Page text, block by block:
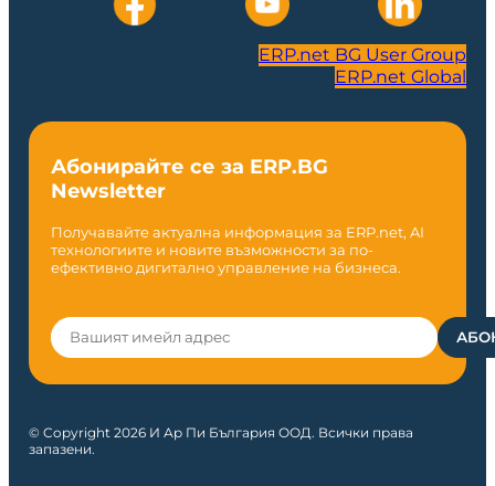
ERP.net BG User Group
ERP.net Global
Абонирайте се за ERP.BG
Newsletter
Получавайте актуална информация за ERP.net, AI
технологиите и новите възможности за по-
ефективно дигитално управление на бизнеса.
© Copyright 2026 И Ар Пи България ООД. Всички права
запазени.